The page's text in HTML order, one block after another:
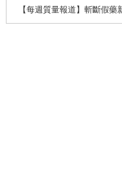
【每週質量報道】斬斷假藥